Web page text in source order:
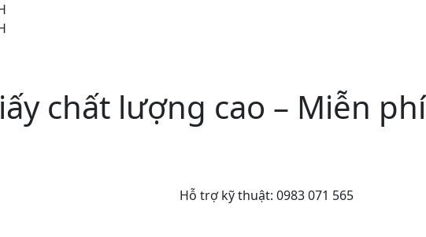
chất lượng cao – Miễn
Hỗ trợ kỹ thuật: 0983 071 565